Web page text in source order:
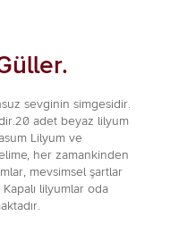
sevginin simgesidir.
adet beyaz lilyum
Lilyum ve
her zamankinden
mevsimsel şartlar
lilyumlar oda